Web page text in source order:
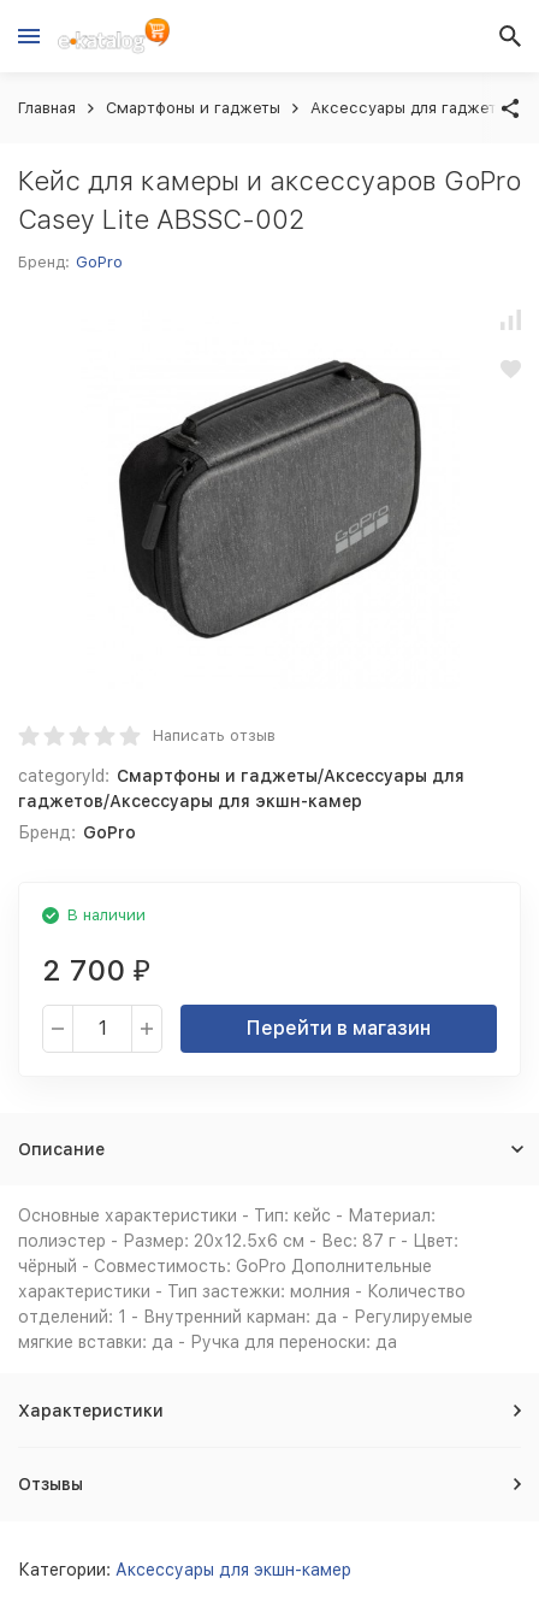
Главная Смартфоны и гаджеты Аксессуары для гаджетов
Кейс для камеры и аксессуаров GoPro
Casey Lite ABSSC-002
Бренд: GoPro
Написать отзыв
categoryId: Смартфоны и гаджеты/Аксессуары для
гаджетов/Аксессуары для экшн-камер
Бренд: GoPro
В наличии
2 700 ₽
Перейти в магазин
Описание
Основные характеристики - Тип: кейс - Материал:
полиэстер - Размер: 20х12.5х6 см - Вес: 87 г - Цвет:
чёрный - Совместимость: GoPro Дополнительные
характеристики - Тип застежки: молния - Количество
отделений: 1 - Внутренний карман: да - Регулируемые
мягкие вставки: да - Ручка для переноски: да
Характеристики
Отзывы
Категории: Аксессуары для экшн-камер